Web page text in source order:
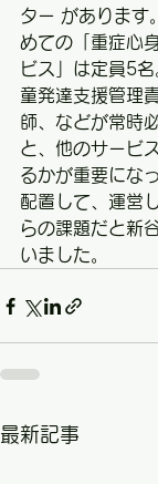
ター があります
めての「重症心
ビス」は定員5
童発達支援管理
師、などが常時
と、他のサービ
るかが重要にな
配置して、運営
らの課題だと新
いました。
最新記事